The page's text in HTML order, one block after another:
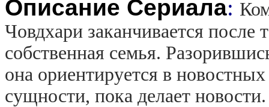
Описание Сериала:
Човдхари заканчивается после
собственная семья.
она ориентируется в
сущности, пока делает новости.